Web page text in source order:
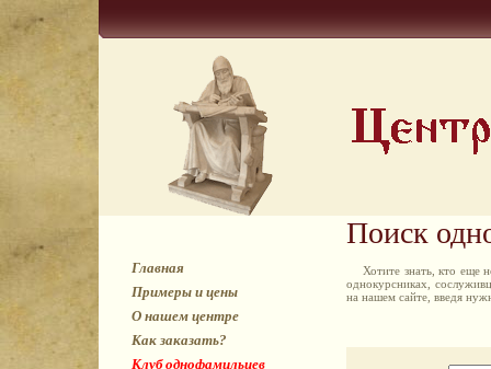
Главная
Примеры и цены
О нашем центре
Как заказать?
Клуб однофамильцев
Поиск
Хотите знать, кто еще
однокурсниках,
на нашем сайте, введя